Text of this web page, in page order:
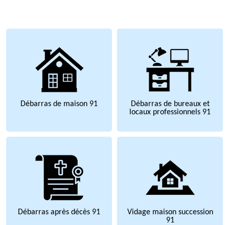
Débarras de maison 91
Débarras de bureaux et
locaux professionnels 91
Débarras après décès 91
Vidage maison succession
91